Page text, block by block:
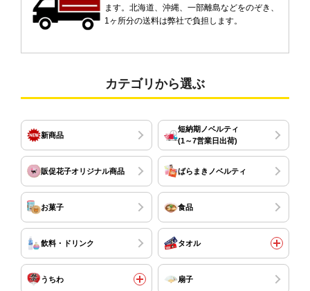
ます。北海道、沖縄、一部離島などをのぞき、
1ヶ所分の送料は弊社で負担します。
カテゴリから選ぶ
新商品
短納期ノベルティ
(1～7営業日出荷)
販促花子オリジナル商品 ばらまきノベルティ
お菓子 食品
飲料・ドリンク タオル
うちわ 扇子